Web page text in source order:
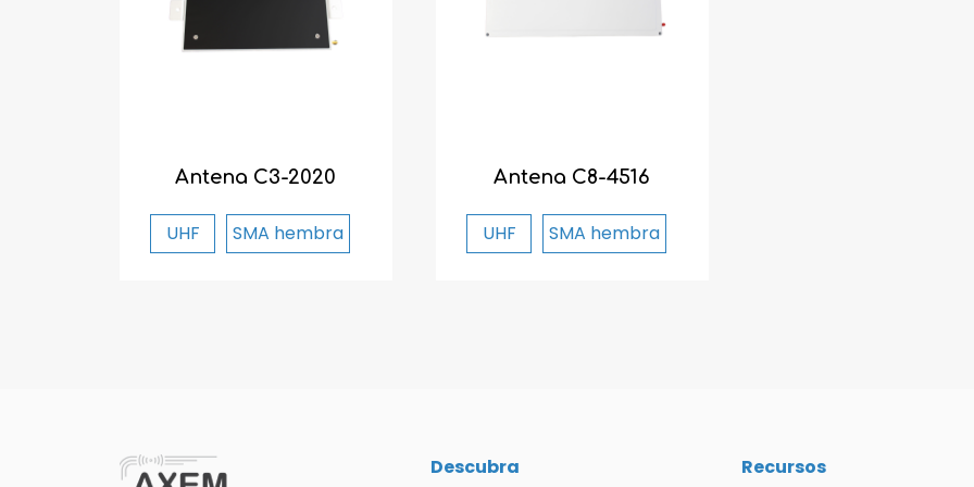
Antena C3-2020
UHF SMA hembra
Antena C8-4516
UHF SMA hembra
Descubra Recursos